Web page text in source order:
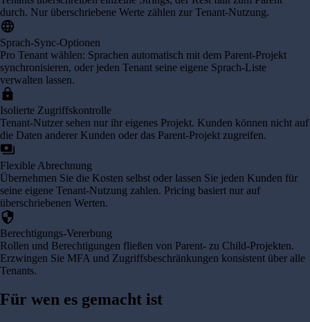
durch. Nur überschriebene Werte zählen zur Tenant-Nutzung.
language
Sprach-Sync-Optionen
Pro Tenant wählen: Sprachen automatisch mit dem Parent-Projekt
synchronisieren, oder jeden Tenant seine eigene Sprach-Liste
verwalten lassen.
lock
Isolierte Zugriffskontrolle
Tenant-Nutzer sehen nur ihr eigenes Projekt. Kunden können nicht auf
die Daten anderer Kunden oder das Parent-Projekt zugreifen.
payments
Flexible Abrechnung
Übernehmen Sie die Kosten selbst oder lassen Sie jeden Kunden für
seine eigene Tenant-Nutzung zahlen. Pricing basiert nur auf
überschriebenen Werten.
security
Berechtigungs-Vererbung
Rollen und Berechtigungen fließen von Parent- zu Child-Projekten.
Erzwingen Sie MFA und Zugriffsbeschränkungen konsistent über alle
Tenants.
Für wen es gemacht ist